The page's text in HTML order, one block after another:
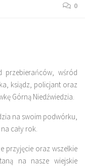
0
wśród
ksiądz, policjant oraz
Górną Niedźwiedzia.
na swoim podwórku,
cały rok.
przyjęcie oraz wszelkie
na nasze wiejskie